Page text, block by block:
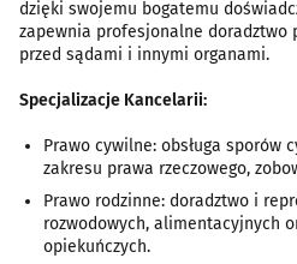
dzięki swojemu bogatemu
zapewnia profesjonalne doradztwo
przed sądami i innymi organami.
Specjalizacje Kancelarii:
Prawo cywilne: obsługa sporów
zakresu prawa rzeczowego,
Prawo rodzinne: doradztwo i
rozwodowych, alimentacyjnych
opiekuńczych.